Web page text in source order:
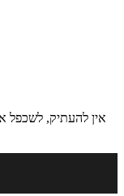
אין להעתיק, לשכפל